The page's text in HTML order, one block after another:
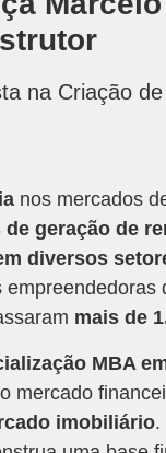
na Criação
nos mercados
geração de
diversos
mais de
MBA
mercado
imobiliário.